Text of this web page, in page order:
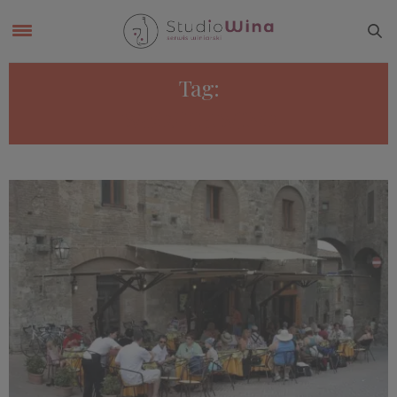
Tag: